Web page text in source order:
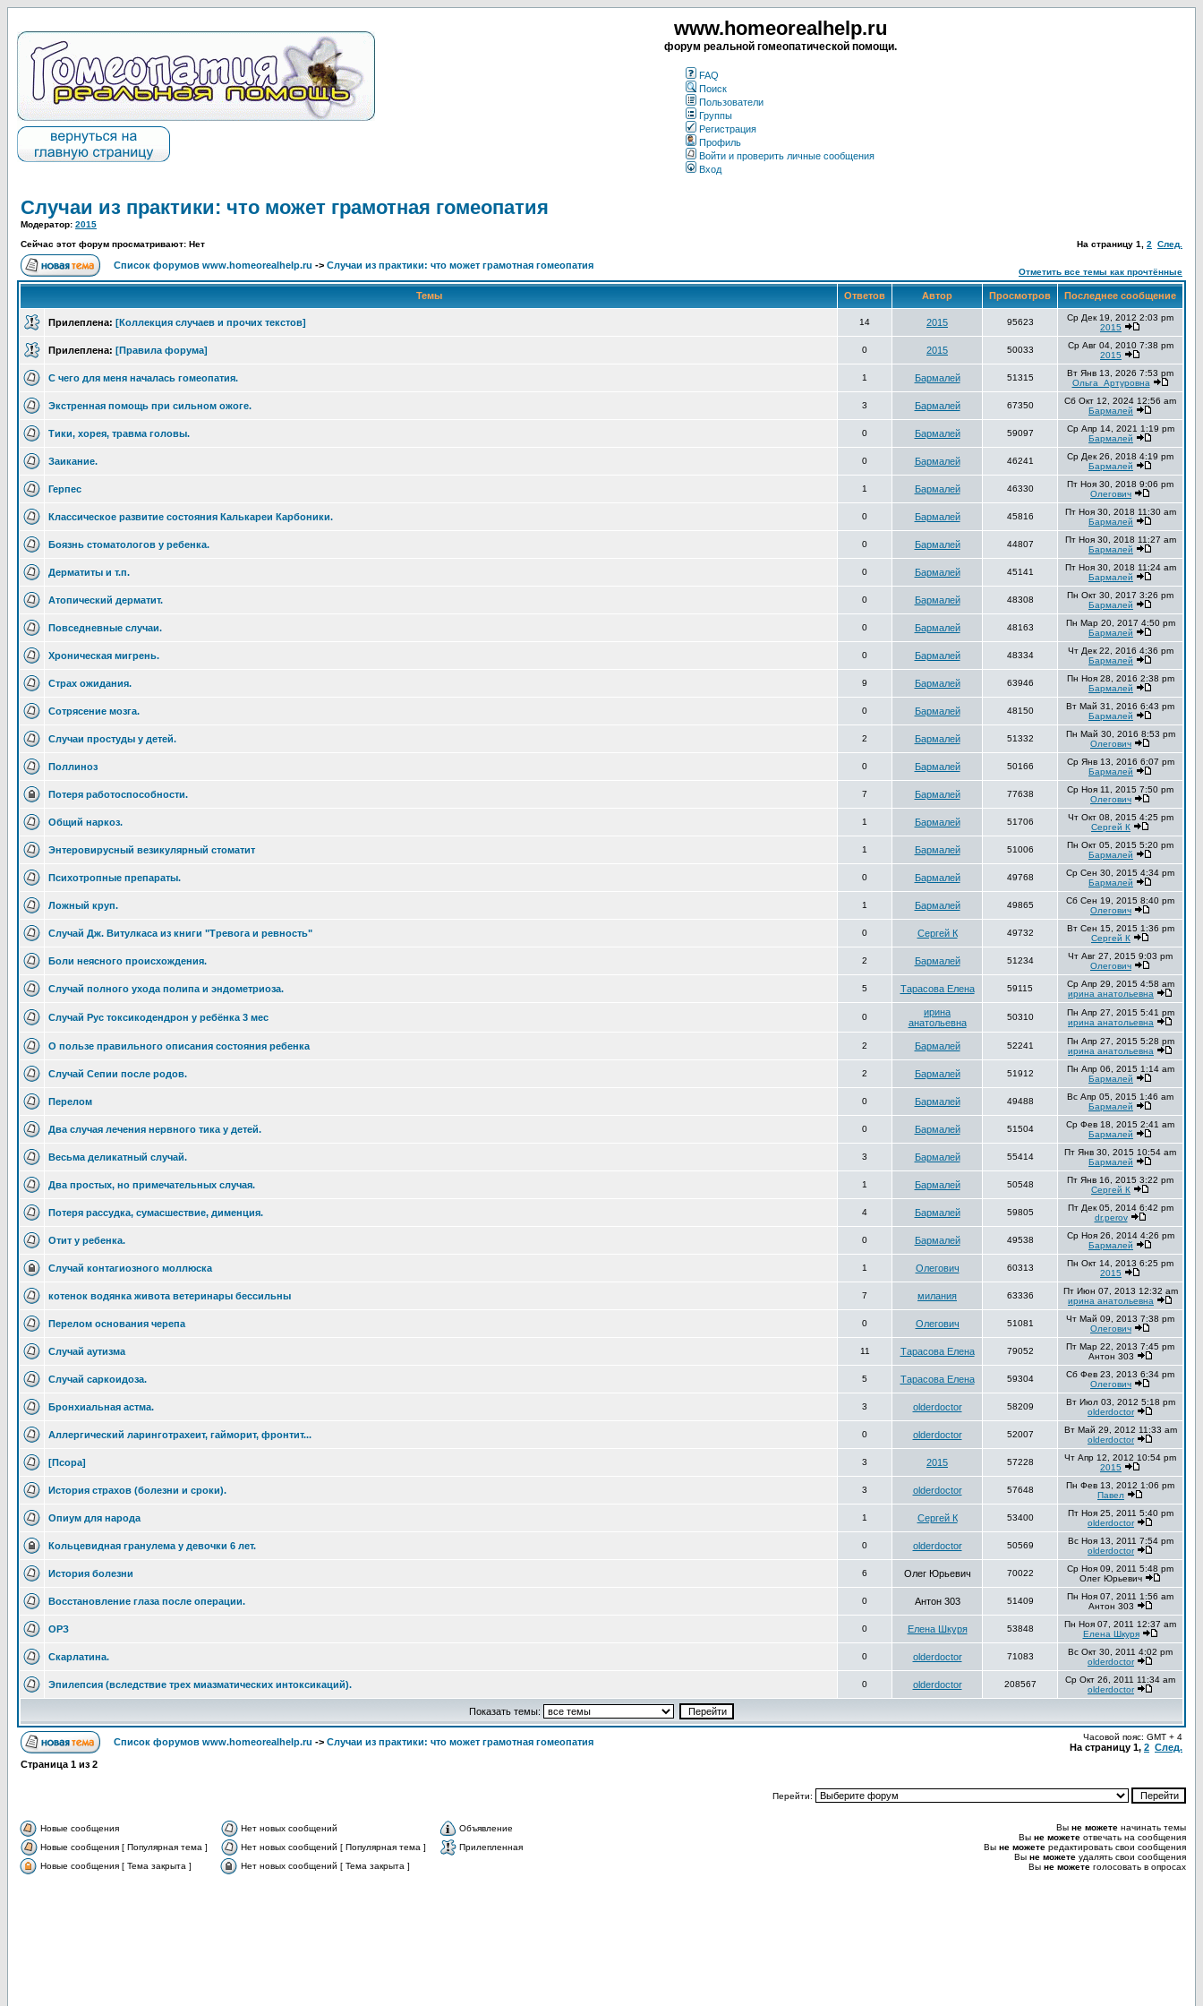
www.homeorealhelp.ru
форум реальной гомеопатической помощи.
FAQ
Поиск
Пользователи
Группы
Регистрация
Профиль
Войти и проверить личные сообщения
Вход
Случаи из практики: что может грамотная гомеопатия
Модератор: 2015
Сейчас этот форум просматривают: Нет
На страницу 1 2 След.
Список форумов www.homeorealhelp.ru -> Случаи из практики: что может грамотная гомеопатия
Отметить все темы как прочтённые
Темы Ответов Автор Просмотров Последнее сообщение
Прилеплена: [Коллекция случаев и прочих текстов] 14 2015 95623
Ср Дек 19, 2012 2:03 pm
2015
Прилеплена: [Правила форума] 0 2015 50033
Ср Авг 04, 2010 7:38 pm
2015
С чего для меня началась гомеопатия. 1 Бармалей 51315
Вт Янв 13, 2026 7:53 pm
Ольга_Артуровна
Экстренная помощь при сильном ожоге. 3 Бармалей 67350
Сб Окт 12, 2024 12:56 am
Бармалей
Тики, хорея, травма головы. 0 Бармалей 59097
Ср Апр 14, 2021 1:19 pm
Бармалей
Заикание. 0 Бармалей 46241
Ср Дек 26, 2018 4:19 pm
Бармалей
Герпес 1 Бармалей 46330
Пт Ноя 30, 2018 9:06 pm
Олегович
Классическое развитие состояния Калькареи Карбоники. 0 Бармалей 45816
Пт Ноя 30, 2018 11:30 am
Бармалей
Боязнь стоматологов у ребенка. 0 Бармалей 44807
Пт Ноя 30, 2018 11:27 am
Бармалей
Дерматиты и т.п. 0 Бармалей 45141
Пт Ноя 30, 2018 11:24 am
Бармалей
Атопический дерматит. 0 Бармалей 48308
Пн Окт 30, 2017 3:26 pm
Бармалей
Повседневные случаи. 0 Бармалей 48163
Пн Мар 20, 2017 4:50 pm
Бармалей
Хроническая мигрень. 0 Бармалей 48334
Чт Дек 22, 2016 4:36 pm
Бармалей
Страх ожидания. 9 Бармалей 63946
Пн Ноя 28, 2016 2:38 pm
Бармалей
Сотрясение мозга. 0 Бармалей 48150
Вт Май 31, 2016 6:43 pm
Бармалей
Случаи простуды у детей. 2 Бармалей 51332
Пн Май 30, 2016 8:53 pm
Олегович
Поллиноз 0 Бармалей 50166
Ср Янв 13, 2016 6:07 pm
Бармалей
Потеря работоспособности. 7 Бармалей 77638
Ср Ноя 11, 2015 7:50 pm
Олегович
Общий наркоз. 1 Бармалей 51706
Чт Окт 08, 2015 4:25 pm
Сергей К
Энтеровирусный везикулярный стоматит 1 Бармалей 51006
Пн Окт 05, 2015 5:20 pm
Бармалей
Психотропные препараты. 0 Бармалей 49768
Ср Сен 30, 2015 4:34 pm
Бармалей
Ложный круп. 1 Бармалей 49865
Сб Сен 19, 2015 8:40 pm
Олегович
Случай Дж. Витулкаса из книги "Тревога и ревность" 0 Сергей К 49732
Вт Сен 15, 2015 1:36 pm
Сергей К
Боли неясного происхождения. 2 Бармалей 51234
Чт Авг 27, 2015 9:03 pm
Олегович
Случай полного ухода полипа и эндометриоза. 5 Тарасова Елена 59115
Ср Апр 29, 2015 4:58 am
ирина анатольевна
Случай Рус токсикодендрон у ребёнка 3 мес 0
ирина
анатольевна
50310
Пн Апр 27, 2015 5:41 pm
ирина анатольевна
О пользе правильного описания состояния ребенка 2 Бармалей 52241
Пн Апр 27, 2015 5:28 pm
ирина анатольевна
Случай Сепии после родов. 2 Бармалей 51912
Пн Апр 06, 2015 1:14 am
Бармалей
Перелом 0 Бармалей 49488
Вс Апр 05, 2015 1:46 am
Бармалей
Два случая лечения нервного тика у детей. 0 Бармалей 51504
Ср Фев 18, 2015 2:41 am
Бармалей
Весьма деликатный случай. 3 Бармалей 55414
Пт Янв 30, 2015 10:54 am
Бармалей
Два простых, но примечательных случая. 1 Бармалей 50548
Пт Янв 16, 2015 3:22 pm
Сергей К
Потеря рассудка, сумасшествие, дименция. 4 Бармалей 59805
Пт Дек 05, 2014 6:42 pm
dr.perov
Отит у ребенка. 0 Бармалей 49538
Ср Ноя 26, 2014 4:26 pm
Бармалей
Случай контагиозного моллюска 1 Олегович 60313
Пн Окт 14, 2013 6:25 pm
2015
котенок водянка живота ветеринары бессильны 7 милания 63336
Пт Июн 07, 2013 12:32 am
ирина анатольевна
Перелом основания черепа 0 Олегович 51081
Чт Май 09, 2013 7:38 pm
Олегович
Случай аутизма 11 Тарасова Елена 79052
Пт Мар 22, 2013 7:45 pm
Антон 303
Случай саркоидоза. 5 Тарасова Елена 59304
Сб Фев 23, 2013 6:34 pm
Олегович
Бронхиальная астма. 3 olderdoctor 58209
Вт Июл 03, 2012 5:18 pm
olderdoctor
Аллергический ларинготрахеит, гайморит, фронтит... 0 olderdoctor 52007
Вт Май 29, 2012 11:33 am
olderdoctor
[Псора] 3 2015 57228
Чт Апр 12, 2012 10:54 pm
2015
История страхов (болезни и сроки). 3 olderdoctor 57648
Пн Фев 13, 2012 1:06 pm
Павел
Опиум для народа 1 Сергей К 53400
Пт Ноя 25, 2011 5:40 pm
olderdoctor
Кольцевидная гранулема у девочки 6 лет. 0 olderdoctor 50569
Вс Ноя 13, 2011 7:54 pm
olderdoctor
История болезни 6 Олег Юрьевич 70022
Ср Ноя 09, 2011 5:48 pm
Олег Юрьевич
Восстановление глаза после операции. 0 Антон 303 51409
Пн Ноя 07, 2011 1:56 am
Антон 303
ОРЗ 0 Елена Шкуря 53848
Пн Ноя 07, 2011 12:37 am
Елена Шкуря
Скарлатина. 0 olderdoctor 71083
Вс Окт 30, 2011 4:02 pm
olderdoctor
Эпилепсия (вследствие трех миазматических интоксикаций). 0 olderdoctor 208567
Ср Окт 26, 2011 11:34 am
olderdoctor
Показать темы:
Список форумов www.homeorealhelp.ru -> Случаи из практики: что может грамотная гомеопатия Часовой пояс: GMT + 4
На страницу 1, 2 След.
Страница 1 из 2
Перейти:
Новые сообщения Нет новых сообщений
Объявление
Новые сообщения [ Популярная тема ]
Нет новых сообщений [ Популярная тема ]
Прилепленная
Новые сообщения [ Тема закрыта ]
Нет новых сообщений [ Тема закрыта ]
Вы не можете начинать темы
Вы не можете отвечать на сообщения
Вы не можете редактировать свои сообщения
Вы не можете удалять свои сообщения
Вы не можете голосовать в опросах